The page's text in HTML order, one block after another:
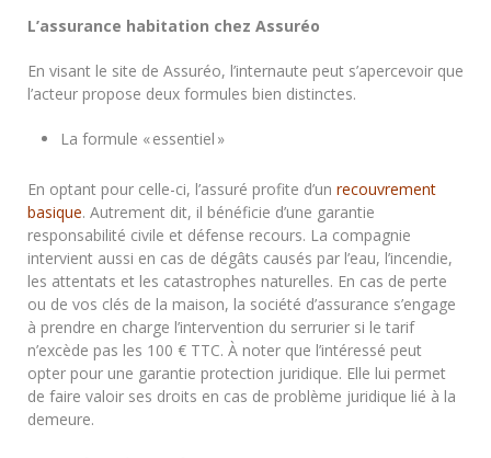
L’assurance habitation chez Assuréo
En visant le site de Assuréo, l’internaute peut s’apercevoir que
l’acteur propose deux formules bien distinctes.
La formule « essentiel »
En optant pour celle-ci, l’assuré profite d’un recouvrement
basique. Autrement dit, il bénéficie d’une garantie
responsabilité civile et défense recours. La compagnie
intervient aussi en cas de dégâts causés par l’eau, l’incendie,
les attentats et les catastrophes naturelles. En cas de perte
ou de vos clés de la maison, la société d’assurance s’engage
à prendre en charge l’intervention du serrurier si le tarif
n’excède pas les 100 € TTC. À noter que l’intéressé peut
opter pour une garantie protection juridique. Elle lui permet
de faire valoir ses droits en cas de problème juridique lié à la
demeure.